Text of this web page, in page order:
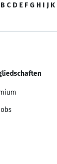
B C D E F G H I J K